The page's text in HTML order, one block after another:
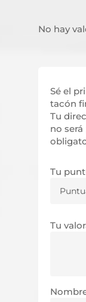
No hay
Sé el
tacón
Tu
no
Tu
Tu